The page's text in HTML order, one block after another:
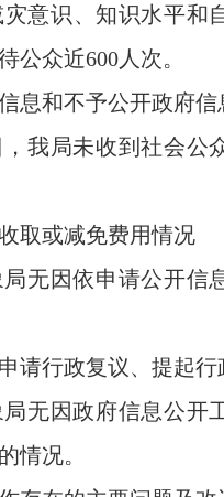
意识、知识水平和
公众近600人次。
和不予公开政府信
我局未收到社会公
或减免费用情况
无因依申请公开信
行政复议、提起行
无因政府信息公开
情况。